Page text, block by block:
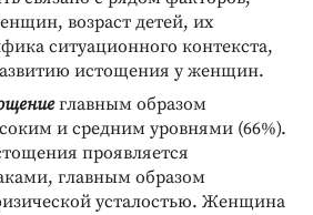
возраст детей, их
ситуационного контекста,
истощения у женщин.
главным образом
и средним уровнями (66%).
проявляется
главным образом
усталостью. Женщина